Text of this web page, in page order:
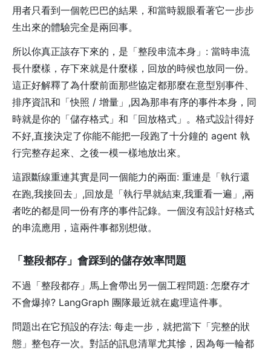
用者只看到一個乾巴巴的結果，和當時親眼看著它一步步
生出來的體驗完全是兩回事。
所以你真正該存下來的，是「整段串流本身」: 當時串流
長什麼樣，存下來就是什麼樣，回放的時候也放同一份。
這正好解釋了為什麼前面那些協定都那麼在意型別事件、
排序資訊和「快照 / 增量」,因為那串有序的事件本身，同
時就是你的「儲存格式」和「回放格式」。格式設計得好
不好,直接決定了你能不能把一段跑了十分鐘的 agent 執
行完整存起來、之後一模一樣地放出來。
這跟斷線重連其實是同一個能力的兩面: 重連是「執行還
在跑,我接回去」,回放是「執行早就結束,我重看一遍」,兩
者吃的都是同一份有序的事件記錄。一個沒有設計好格式
的串流應用，這兩件事都別想做。
「整段都存」會踩到的儲存效率問題
不過「整段都存」馬上會帶出另一個工程問題: 怎麼存才
不會爆掉? LangGraph 團隊最近就在處理這件事。
問題出在它預設的存法: 每走一步，就把當下「完整的狀
態」整包存一次。對話的訊息清單尤其慘，因為每一輪都